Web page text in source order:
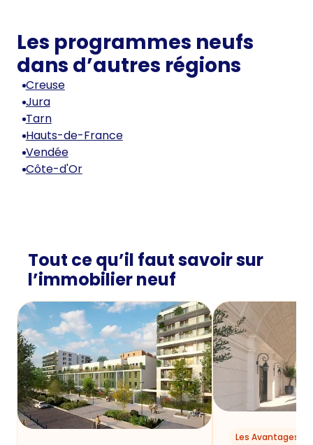
Les programmes neufs
dans d’autres régions
Creuse
Jura
Tarn
Hauts-de-France
Vendée
Côte-d'Or
Tout ce qu’il faut savoir sur
l’immobilier neuf
Les Avantages